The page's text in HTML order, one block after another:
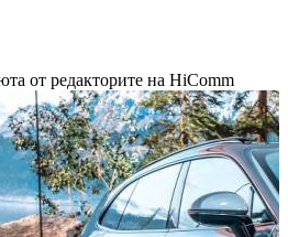
от редакторите на HiComm